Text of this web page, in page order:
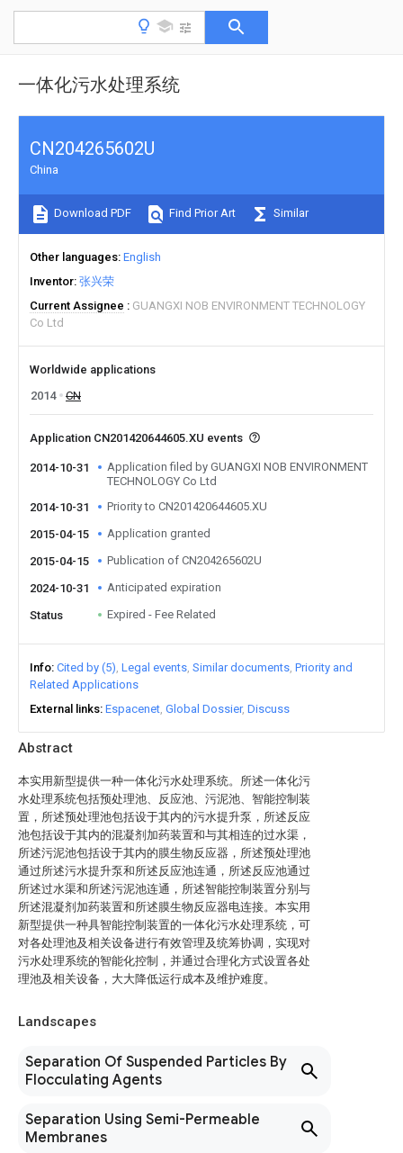
一体化污水处理系统
Abstract
本实用新型提供一种一体化污水处理系统。所述一体化污
水处理系统包括预处理池、反应池、污泥池、智能控制装
置，所述预处理池包括设于其内的污水提升泵，所述反应
池包括设于其内的混凝剂加药装置和与其相连的过水渠，
所述污泥池包括设于其内的膜生物反应器，所述预处理池
通过所述污水提升泵和所述反应池连通，所述反应池通过
所述过水渠和所述污泥池连通，所述智能控制装置分别与
所述混凝剂加药装置和所述膜生物反应器电连接。本实用
新型提供一种具智能控制装置的一体化污水处理系统，可
对各处理池及相关设备进行有效管理及统筹协调，实现对
污水处理系统的智能化控制，并通过合理化方式设置各处
理池及相关设备，大大降低运行成本及维护难度。
Landscapes
Separation Of Suspended Particles By
Flocculating Agents
Separation Using Semi-Permeable
Membranes
CN204265602U
China
Download PDF Find Prior Art Similar
Other languages English
Inventor 张兴荣
Current Assignee
GUANGXI NOB ENVIRONMENT TECHNOLOGY
Co Ltd
Worldwide applications
2014
CN
Application CN201420644605.XU events
2014-10-31
Application filed by GUANGXI NOB ENVIRONMENT
TECHNOLOGY Co Ltd
2014-10-31
Priority to CN201420644605.XU
2015-04-15 Application granted
2015-04-15 Publication of CN204265602U
2024-10-31 Anticipated expiration
Status Expired - Fee Related
Info Cited by (5) Legal events Similar documents Priority and
Related Applications
External links Espacenet Global Dossier Discuss